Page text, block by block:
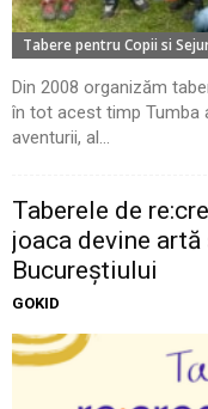
Tabere pentru Copii si
Din 2008 organizăm
în tot acest timp Tumba
aventurii, al...
Taberele de
joaca devine
Bucureștiului
GOKID